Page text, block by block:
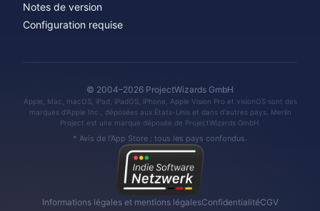
Notes de version
Configuration requise
© 2004–2026 ProjectWizards GmbH
Apple, Mac, macOS, iPad, iPadOS, iPhone, Apple Vision Pro et visionOS sont des
marques d'Apple Inc., déposées aux États-Unis et dans d'autres pays. Merlin
Project est une marque déposée de ProjectWizards GmbH.
* Avis de l'App Store : tous les pays confondus.
Informations légales et mentions légalesConfidentialitéCGV